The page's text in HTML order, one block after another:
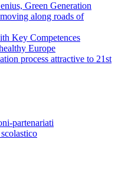
Green Generation
along roads of
Key Competences
Europe
process attractive to 21st
partenariati